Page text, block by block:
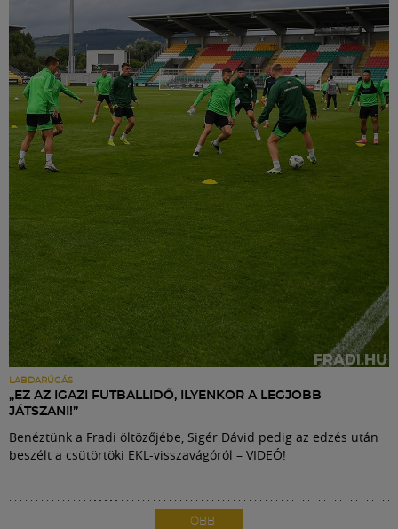
LABDARÚGÁS
„EZ AZ IGAZI FUTBALLIDŐ, ILYENKOR A LEGJOBB
JÁTSZANI!”
Benéztünk a Fradi öltözőjébe, Sigér Dávid pedig az edzés után
beszélt a csütörtöki EKL-visszavágóról – VIDEÓ!
TÖBB